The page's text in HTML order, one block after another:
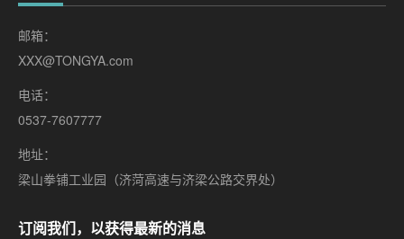
邮箱：
XXX@TONGYA.com
电话：
0537-7607777
地址：
梁山拳铺工业园（济菏高速与济梁公路交界处）
订阅我们，以获得最新的消息